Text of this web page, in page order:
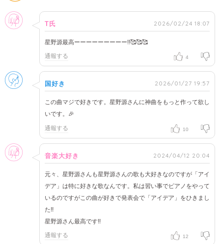
女性
T氏 2026/02/24 18:07
星野源最高ーーーーーーーーー!!🥰🥰🥰
通報する 4
男性
国好き 2026/01/27 19:57
この曲マジで好きです。星野源さんに神曲をもっと作って欲し
いです。🎉
通報する 10
女性
音楽大好き 2024/04/12 20:04
元々、星野源さんも星野源さんの歌も大好きなのですが「アイ
デア」は特に好きな歌なんです。私は習い事でピアノをやって
いるのですがこの曲が好きで発表会で「アイデア」をひきまし
た!!
星野源さん最高です!!
通報する 12